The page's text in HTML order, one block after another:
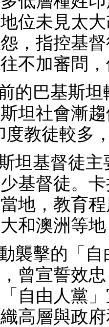
位未見太
，指控基
不加審問
的巴基斯
坦社會漸
度教徒較多
坦基督徒
基督徒。
地，教育
和澳洲等
襲擊的「自
曾宣誓效
自由人黨
高層與政